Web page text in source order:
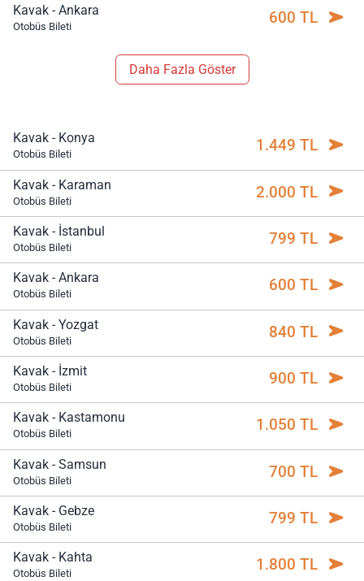
Kavak - Ankara
Otobüs Bileti 600 TL
Daha Fazla Göster
Kavak - Konya
Otobüs Bileti 1.449 TL
Kavak - Karaman
Otobüs Bileti 2.000 TL
Kavak - İstanbul
Otobüs Bileti 799 TL
Kavak - Ankara
Otobüs Bileti 600 TL
Kavak - Yozgat
Otobüs Bileti 840 TL
Kavak - İzmit
Otobüs Bileti 900 TL
Kavak - Kastamonu
Otobüs Bileti 1.050 TL
Kavak - Samsun
Otobüs Bileti 700 TL
Kavak - Gebze
Otobüs Bileti 799 TL
Kavak - Kahta
Otobüs Bileti 1.800 TL